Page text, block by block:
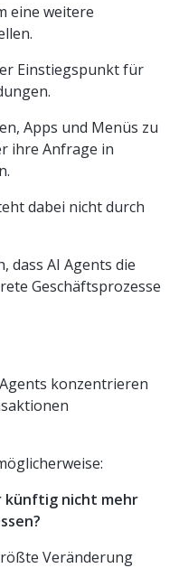
eine weitere
Einstiegspunkt für
Apps und Menüs zu
ihre Anfrage in
dabei nicht durch
dass AI Agents die
Geschäftsprozesse
konzentrieren
künftig nicht mehr
Veränderung